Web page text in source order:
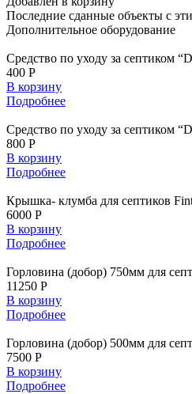
Последние сданные объекты с
Дополнительное оборудование
Средство по уходу за септиком
400 Р
В корзину
Подробнее
Средство по уходу за септиком
800 Р
В корзину
Подробнее
Крышка- клумба для септиков
6000 Р
В корзину
Подробнее
Горловина (добор) 750мм для
11250 Р
В корзину
Подробнее
Горловина (добор) 500мм для
7500 Р
В корзину
Подробнее